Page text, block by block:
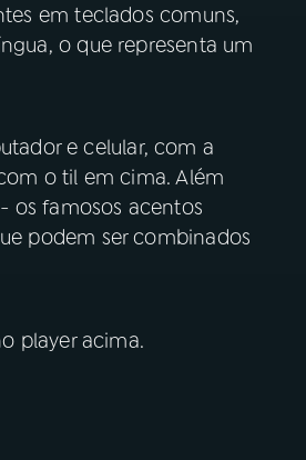
em teclados comuns,
o que representa um
e celular, com a
o til em cima. Além
os famosos acentos
podem ser combinados
player acima.